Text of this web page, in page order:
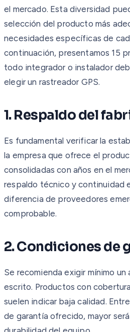
el mercado. Esta diversidad
selección del producto más
necesidades específicas de
continuación, presentamos 15
todo integrador o instalador
elegir un rastreador GPS.
1. Respaldo del
Es fundamental verificar la
la empresa que ofrece el
consolidadas con años en el
respaldo técnico y continuidad
diferencia de proveedores
comprobable.
2. Condiciones de
Se recomienda exigir mínimo
escrito. Productos con
suelen indicar baja calidad.
de garantía ofrecido, mayor